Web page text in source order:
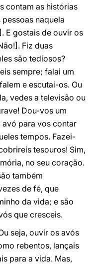
contam as histórias
naquela
E gostais de ouvir os
Fiz duas
são tediosos?
sempre; falai um
e escutai-os. Ou
vedes a televisão ou
Dou-vos um
para vos contar
tempos. Fazei-
tesouros! Sim,
no seu coração.
também
de fé, que
da vida; e são
que cresceis.
seja, ouvir os avós
rebentos, lançais
para a vida. Mas,